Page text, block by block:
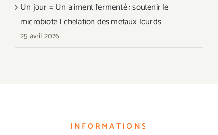
Un jour = Un aliment fermenté : soutenir le
microbiote | chelation des metaux lourds
25 avril 2026
INFORMATIONS